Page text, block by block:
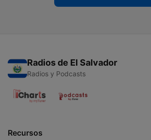
Radios de El Salvador
Radios y Podcasts
Recursos